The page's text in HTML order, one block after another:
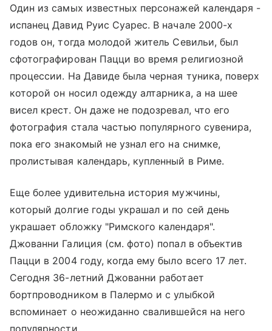
Один из самых известных персонажей календаря -
испанец Давид Руис Суарес. В начале 2000-х
годов он, тогда молодой житель Севильи, был
сфотографирован Пацци во время религиозной
процессии. На Давиде была черная туника, поверх
которой он носил одежду алтарника, а на шее
висел крест. Он даже не подозревал, что его
фотография стала частью популярного сувенира,
пока его знакомый не узнал его на снимке,
пролистывая календарь, купленный в Риме.
Еще более удивительна история мужчины,
который долгие годы украшал и по сей день
украшает обложку "Римского календаря".
Джованни Галиция (см. фото) попал в объектив
Пацци в 2004 году, когда ему было всего 17 лет.
Сегодня 36-летний Джованни работает
бортпроводником в Палермо и с улыбкой
вспоминает о неожиданно свалившейся на него